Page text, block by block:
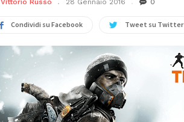
Vittorio Russo 28 Gennaio 2016 0
Condividi su Facebook Tweet su Twitter